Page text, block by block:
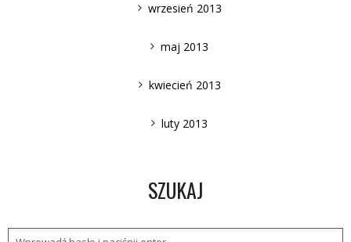
wrzesień 2013
maj 2013
kwiecień 2013
luty 2013
SZUKAJ